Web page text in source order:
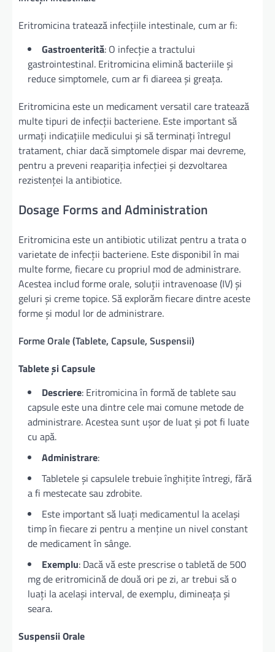
Eritromicina tratează infecțiile intestinale, cum ar fi:
Gastroenterită: O infecție a tractului
gastrointestinal. Eritromicina elimină bacteriile și
reduce simptomele, cum ar fi diareea și greața.
Eritromicina este un medicament versatil care tratează
multe tipuri de infecții bacteriene. Este important să
urmați indicațiile medicului și să terminați întregul
tratament, chiar dacă simptomele dispar mai devreme,
pentru a preveni reapariția infecției și dezvoltarea
rezistenței la antibiotice.
Dosage Forms and Administration
Eritromicina este un antibiotic utilizat pentru a trata o
varietate de infecții bacteriene. Este disponibil în mai
multe forme, fiecare cu propriul mod de administrare.
Acestea includ forme orale, soluții intravenoase (IV) și
geluri și creme topice. Să explorăm fiecare dintre aceste
forme și modul lor de administrare.
Forme Orale (Tablete, Capsule, Suspensii)
Tablete și Capsule
Descriere: Eritromicina în formă de tablete sau
capsule este una dintre cele mai comune metode de
administrare. Acestea sunt ușor de luat și pot fi luate
cu apă.
Administrare:
Tabletele și capsulele trebuie înghițite întregi, fără
a fi mestecate sau zdrobite.
Este important să luați medicamentul la același
timp în fiecare zi pentru a menține un nivel constant
de medicament în sânge.
Exemplu: Dacă vă este prescrise o tabletă de 500
mg de eritromicină de două ori pe zi, ar trebui să o
luați la același interval, de exemplu, dimineața și
seara.
Suspensii Orale